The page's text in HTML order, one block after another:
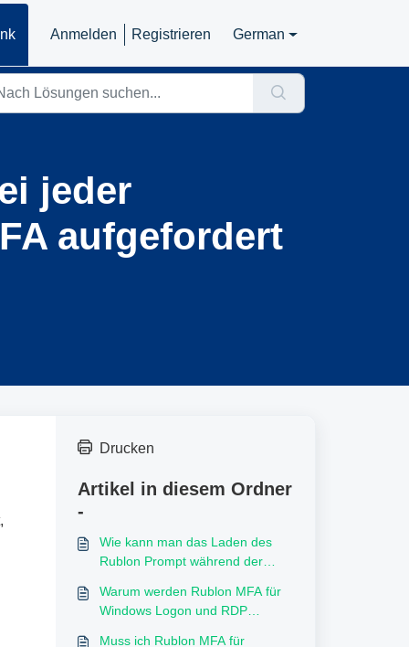
Anmelden Registrieren German
jeder
aufgefordert
Drucken
Artikel in diesem Ordner
-
Wie kann man das Laden des
Rublon Prompt während der
beschleunigen?
Warum werden Rublon MFA für
Windows Logon und RDP
Muss ich Rublon MFA für